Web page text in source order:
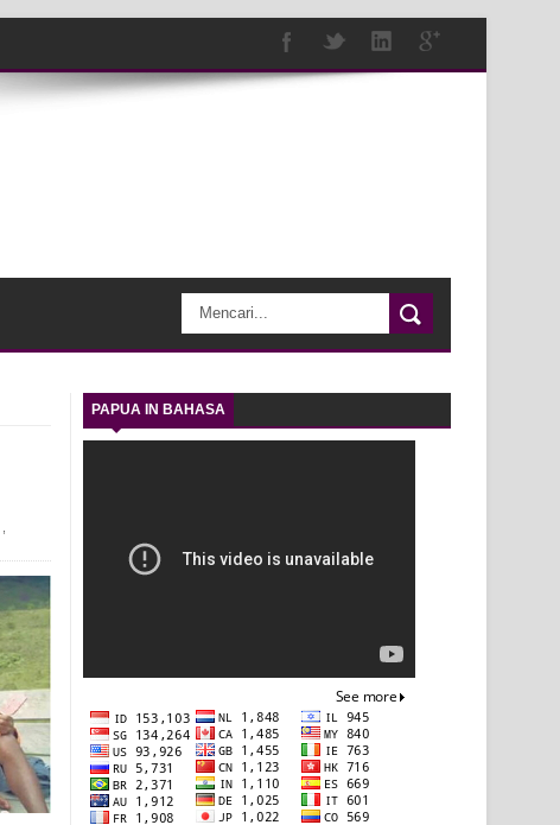
PAPUA IN BAHASA